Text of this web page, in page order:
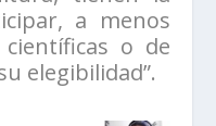
a menos
o de
elegibilidad”.